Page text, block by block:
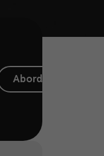
Abordagem de